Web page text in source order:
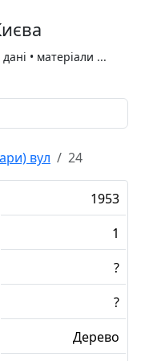
• матеріали ...
вул 24
1953
1
?
?
Дерево